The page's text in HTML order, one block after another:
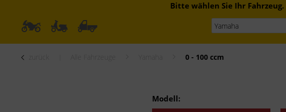
Bitte wählen Sie Ihr Fahrzeug.
0 - 100 ccm
Modell: